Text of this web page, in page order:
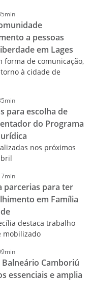
a pessoas
em Lages
forma de comunicação,
à cidade de
para escolha de
do Programa
nos próximos
parcerias para ter
em Família
destaca trabalho
mobilizado
Balneário Camboriú
essenciais e amplia